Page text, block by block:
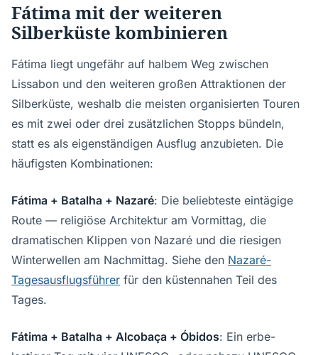
Fátima mit der weiteren
Silberküste kombinieren
Fátima liegt ungefähr auf halbem Weg zwischen
Lissabon und den weiteren großen Attraktionen der
Silberküste, weshalb die meisten organisierten Touren
es mit zwei oder drei zusätzlichen Stopps bündeln,
statt es als eigenständigen Ausflug anzubieten. Die
häufigsten Kombinationen:
Fátima + Batalha + Nazaré: Die beliebteste eintägige
Route — religiöse Architektur am Vormittag, die
dramatischen Klippen von Nazaré und die riesigen
Winterwellen am Nachmittag. Siehe den Nazaré-
Tagesausflugsführer für den küstennahen Teil des
Tages.
Fátima + Batalha + Alcobaça + Óbidos: Ein erbe-